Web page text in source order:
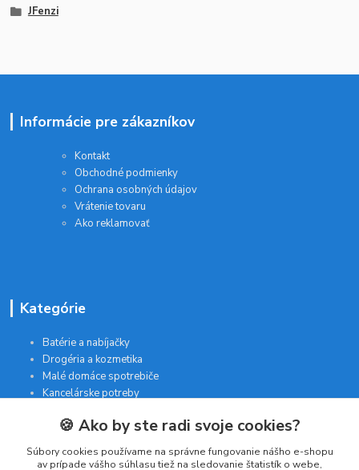
JFenzi
Informácie pre zákazníkov
Kontakt
Obchodné podmienky
Ochrana osobných údajov
Vrátenie tovaru
Ako reklamovať
Kategórie
Batérie a nabíjačky
Drogéria a kozmetika
Malé domáce spotrebiče
Kancelárske potreby
Kontakt
🍪 Ako by ste radi svoje cookies?
Súbory cookies používame na správne fungovanie nášho e-shopu
av prípade vášho súhlasu tiež na sledovanie štatistík o webe,